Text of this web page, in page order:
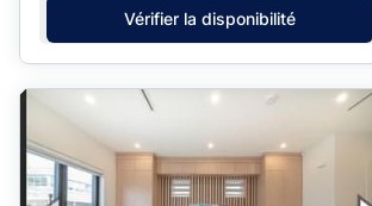
Vérifier la disponibilité